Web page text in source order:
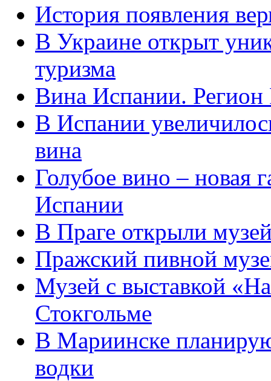
История появления
В Украине открыт
туризма
Вина Испании. Регион
В Испании
вина
Голубое вино – новая
Испании
В Праге открыли
Пражский пивной
Музей с выставкой
Стокгольме
В Мариинске
водки